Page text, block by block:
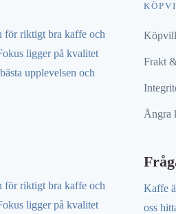
för riktigt bra kaffe och
ligger på kvalitet
upplevelsen och
Frakt
Ångra
för riktigt bra kaffe och
ligger på kvalitet
Kaffe
oss